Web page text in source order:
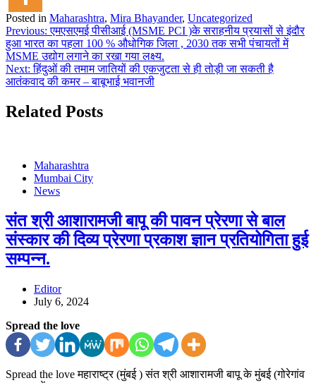
Posted in Maharashtra, Mira Bhayander, Uncategorized
Post
navigation
Previous: एमएसएमई पीसीआई (MSME PCI )के सराहनीय प्रयासों से इंदौर
हुआ भारत का पहला 100 % औधोगिक जिला , 2030 तक सभी पंचायतों में
MSME उद्योग लगाने का रखा गया लक्ष्य.
Next: हिंदुओं की तमाम जातियों की एकजुटता से ही तोड़ी जा सकती है
आतंकवाद की कमर – बाबूभाई भवानजी
Related Posts
Maharashtra
Mumbai City
News
संत श्री आशारामजी बापू की पावन प्रेरणा से बाल
संस्कार की दिव्य प्रेरणा प्रकाश ज्ञान प्रतियोगिता हुई
सम्पन्न.
Editor
July 6, 2024
Spread the love
Spread the love महाराष्ट्र (मुंबई ) संत श्री आशारामजी बापू के मुंबई (गोरेगांव